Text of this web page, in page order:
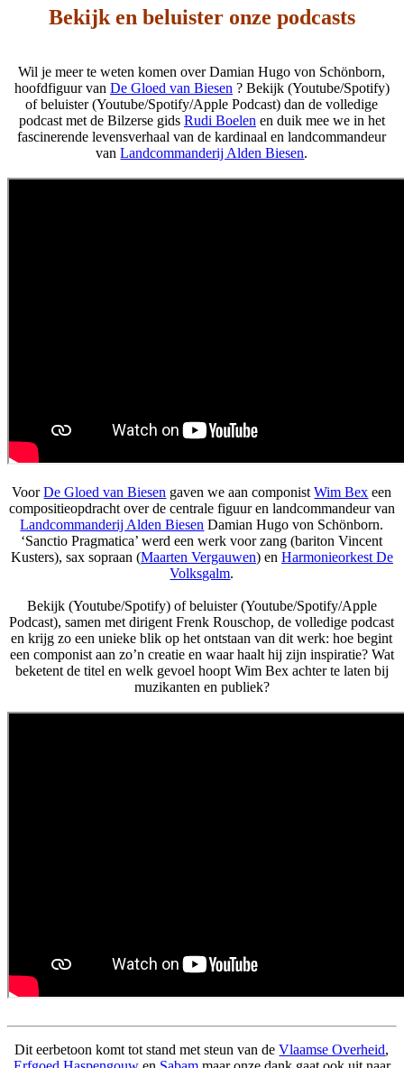
Bekijk en beluister onze podcasts
Wil je meer te weten komen over Damian Hugo von Schönborn,
hoofdfiguur van De Gloed van Biesen ? Bekijk (Youtube/Spotify)
of beluister (Youtube/Spotify/Apple Podcast) dan de volledige
podcast met de Bilzerse gids Rudi Boelen en duik mee we in het
fascinerende levensverhaal van de kardinaal en landcommandeur
vanLandcommanderij Alden Biesen.
VoorDe Gloed van Biesen gaven we aan componistWim Bex een
compositieopdracht over de centrale figuur en landcommandeur van
Landcommanderij Alden Biesen Damian Hugo von Schönborn.
‘Sanctio Pragmatica’ werd een werk voor zang (bariton Vincent
Kusters), sax sopraan (Maarten Vergauwen) en Harmonieorkest De
Volksgalm.
Bekijk (Youtube/Spotify) of beluister (Youtube/Spotify/Apple
Podcast), samen met dirigent Frenk Rouschop, de volledige podcast
en krijg zo een unieke blik op het ontstaan van dit werk: hoe begint
een componist aan zo’n creatie en waar haalt hij zijn inspiratie? Wat
beketent de titel en welk gevoel hoopt Wim Bex achter te laten bij
muzikanten en publiek?
Dit eerbetoon komt tot stand met steun van deVlaamse Overheid,